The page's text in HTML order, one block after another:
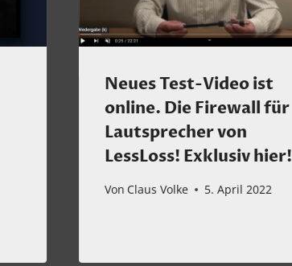
Neues Test-Video ist
online. Die Firewall für
Lautsprecher von
LessLoss! Exklusiv hier!
Von Claus Volke 5. April 2022